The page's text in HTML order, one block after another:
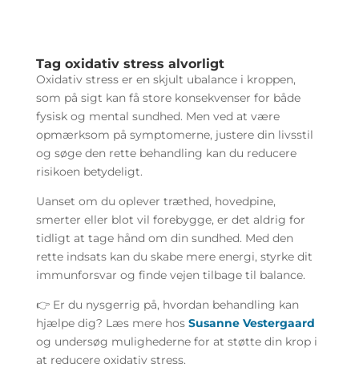
Tag oxidativ stress alvorligt
Oxidativ stress er en skjult ubalance i kroppen,
som på sigt kan få store konsekvenser for både
fysisk og mental sundhed. Men ved at være
opmærksom på symptomerne, justere din livsstil
og søge den rette behandling kan du reducere
risikoen betydeligt.
Uanset om du oplever træthed, hovedpine,
smerter eller blot vil forebygge, er det aldrig for
tidligt at tage hånd om din sundhed. Med den
rette indsats kan du skabe mere energi, styrke dit
immunforsvar og finde vejen tilbage til balance.
👉 Er du nysgerrig på, hvordan behandling kan
hjælpe dig? Læs mere hos Susanne Vestergaard
og undersøg mulighederne for at støtte din krop i
at reducere oxidativ stress.